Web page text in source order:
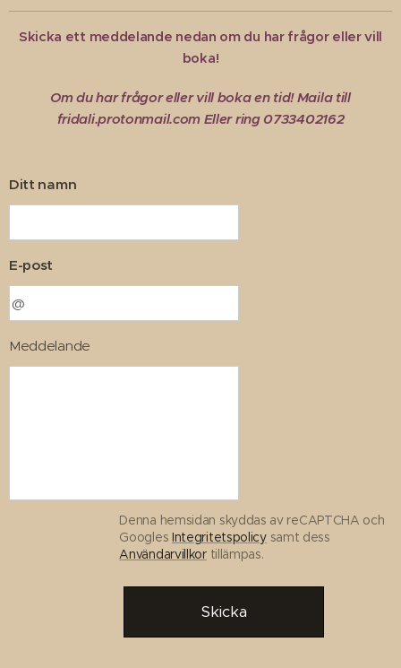
Skicka ett meddelande nedan om du har frågor eller vill
boka!
Om duhar frågor eller vill boka en tid! Maila till
fridali.protonmail.com Eller ring 0733402162
Ditt namn
E-post
Meddelande
Denna hemsidan skyddas av reCAPTCHA och
Googles Integritetspolicysamt dess
Användarvillkortillämpas.
Skicka